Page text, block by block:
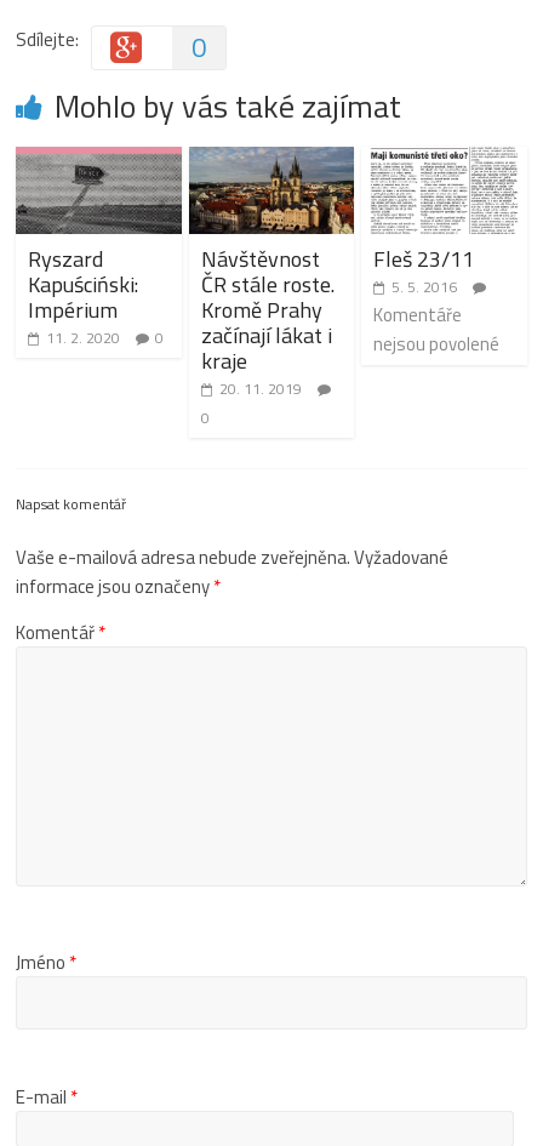
Sdílejte: 0
Mohlo by vás také zajímat
Ryszard
Kapuściński:
Impérium
11. 2. 2020 0
Návštěvnost
ČR stále roste.
Kromě Prahy
začínají lákat i
kraje
20. 11. 2019
0
Fleš 23/11
5. 5. 2016
Komentáře
nejsou povolené
Napsat komentář
Vaše e-mailová adresa nebude zveřejněna.Vyžadované
informace jsou označeny*
Komentář*
Jméno *
E-mail *